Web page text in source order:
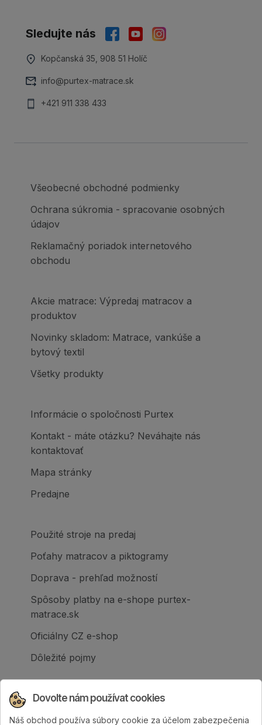
Sledujte nás
Kopčanská 35, 908 51 Holíč
info@purtex-matrace.sk
+421 911 338 433
Všeobecné obchodné podmienky
Ochrana súkromia - spracovanie osobných
údajov
Reklamačný poriadok internetového
obchodu
Akcie matrace: Výpredaj matracov a
produktov
Novinky skladom: Matrace, vankúše a
bytový textil
Všetky produkty
Informácie o spoločnosti Purtex
Kontakt - máte otázku? Neváhajte nás
kontaktovať
Mapa stránky
Predajne
Použité stroje na predaj
Poťahy matracov a piktogramy
Doprava - prehľad možností
Spôsoby platby na e-shope purtex-
matrace.sk
Oficiálny CZ e-shop
Dôležité pojmy
Dovolte nám používat cookies
Náš obchod používa súbory cookie za účelom zabezpečenia